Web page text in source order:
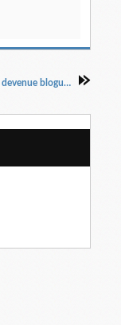
Une ex-caissière chez Leclerc devenue blogueuse à succès